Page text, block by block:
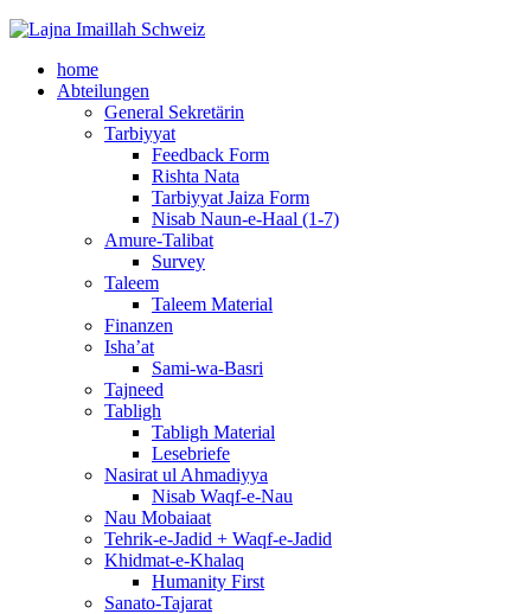
home
Abteilungen
General Sekretärin
Tarbiyyat
Feedback Form
Rishta Nata
Tarbiyyat Jaiza Form
Nisab Naun-e-Haal (1-7)
Amure-Talibat
Survey
Taleem
Taleem Material
Finanzen
Isha’at
Sami-wa-Basri
Tajneed
Tabligh
Tabligh Material
Lesebriefe
Nasirat ul Ahmadiyya
Nisab Waqf-e-Nau
Nau Mobaiaat
Tehrik-e-Jadid + Waqf-e-Jadid
Khidmat-e-Khalaq
Humanity First
Sanato-Tajarat